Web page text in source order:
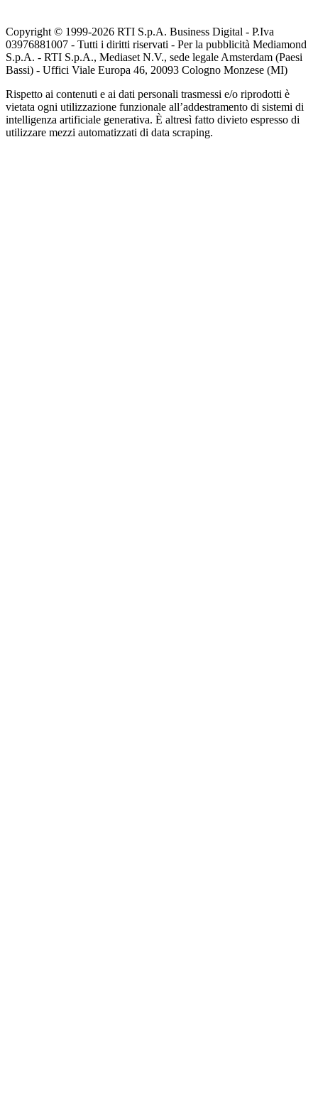
Copyright © 1999-2026 RTI S.p.A. Business Digital - P.Iva
03976881007 - Tutti i diritti riservati - Per la pubblicità Mediamond
S.p.A. - RTI S.p.A., Mediaset N.V., sede legale Amsterdam (Paesi
Bassi) - Uffici Viale Europa 46, 20093 Cologno Monzese (MI)
Rispetto ai contenuti e ai dati personali trasmessi e/o riprodotti è
vietata ogni utilizzazione funzionale all’addestramento di sistemi di
intelligenza artificiale generativa. È altresì fatto divieto espresso di
utilizzare mezzi automatizzati di data scraping.